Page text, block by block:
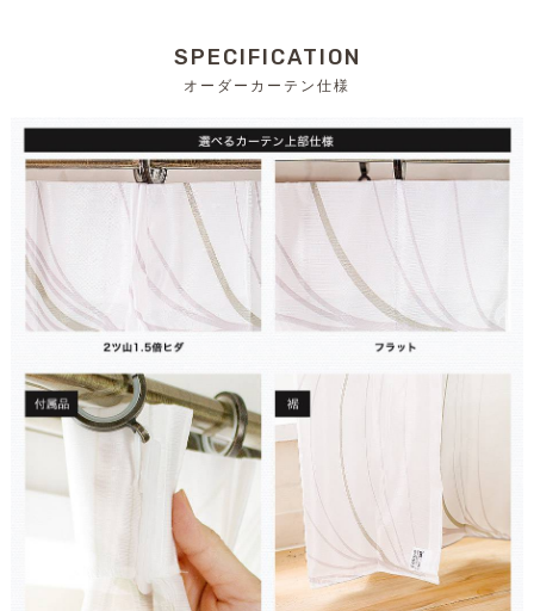
SPECIFICATION
オーダーカーテン仕様